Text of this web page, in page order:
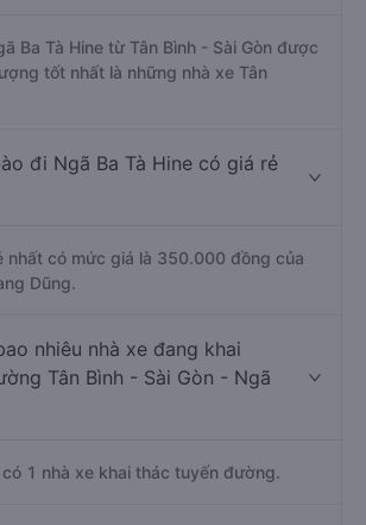
Ba Tà Hine từ Tân Bình - Sài Gòn được
tốt nhất là những nhà xe Tân
đi Ngã Ba Tà Hine có giá rẻ
nhất có mức giá là 350.000 đồng của
Dũng.
nhiêu nhà xe đang khai
Tân Bình - Sài Gòn - Ngã
1 nhà xe khai thác tuyến đường.